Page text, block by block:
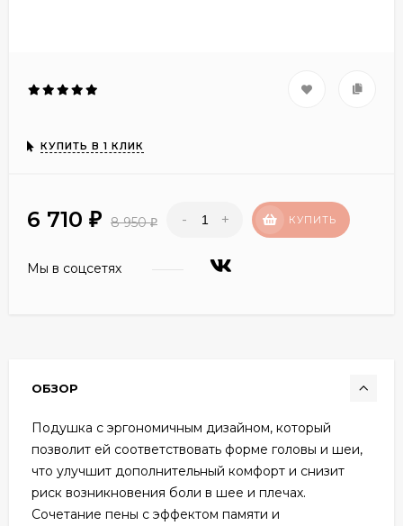
КУПИТЬ В 1 КЛИК
6 710 ₽ 8 950₽ - + КУПИТЬ
Мы в соцсетях
ОБЗОР
Подушка с эргономичным дизайном, который
позволит ей соответствовать форме головы и шеи,
что улучшит дополнительный комфорт и снизит
риск возникновения боли в шее и плечах.
Сочетание пены с эффектом памяти и